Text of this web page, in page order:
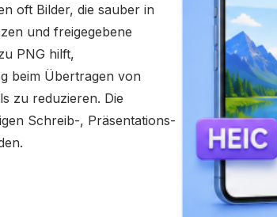
oft Bilder, die sauber in
und freigegebene
PNG hilft,
beim Übertragen von
zu reduzieren. Die
Schreib-, Präsentations-